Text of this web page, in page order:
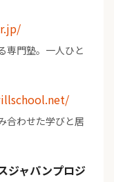
専門塾。一人ひと
合わせた学びと居
ジャパンプロジ